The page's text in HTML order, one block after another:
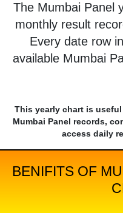
The Mumbai Panel
monthly result
Every date row
available Mumbai
This yearly chart is
Mumbai Panel records,
access daily
BENIFITS OF